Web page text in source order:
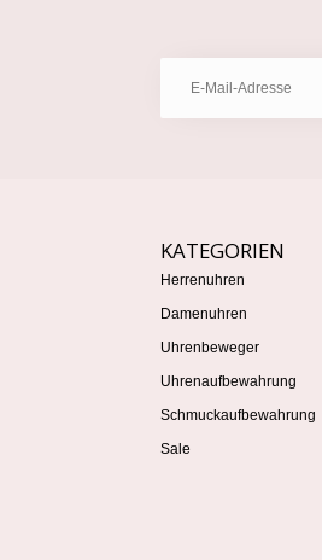
KATEGORIEN
Herrenuhren
Damenuhren
Uhrenbeweger
Uhrenaufbewahrung
Schmuckaufbewahrung
Sale